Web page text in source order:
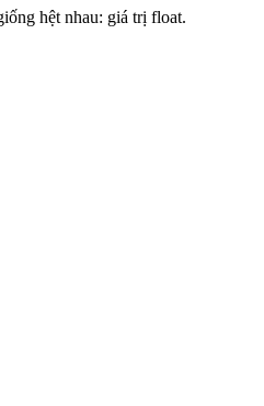
hệt nhau: giá trị float.